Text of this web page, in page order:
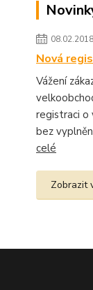
08.02.2018
Nová
Vážení
registraci o
bez
celé
Zobrazit